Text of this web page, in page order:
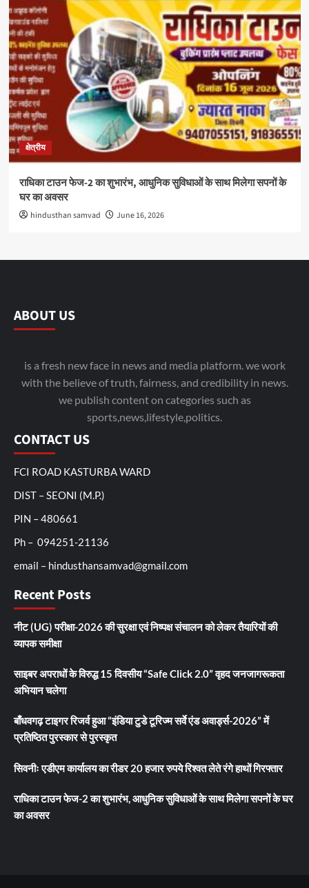
क्षेत्रीय
राधिका टाउन फेज-2 का शुभारंभ, आधुनिक सुविधाओं के साथ मिलेगा सपनों के
घर का अवसर
hindusthan samvad June 16, 2026
ABOUT US
is a fresh new face in news and media platform. we work
with the believe of truth, fairness, and credibility in news.
we publish content on categories such as
sports,news,lifestyle,politics.
CONTACT US
FCI ROAD KASTURBA WARD
DIST – SEONI (M.P.)
PIN – 480661
Ph – 094251-21136
email – hindusthansamvad@gmail.com
Recent Posts
नीट (UG) परीक्षा-2026 की सुरक्षा एवं निष्पक्ष संचालन को लेकर तैयारियों की
व्यापक समीक्षा
साइबर अपराधों के विरुद्ध 15 दिवसीय “Safe Click 2.0” वृहद जनजागरूकता
अभियान चलेगा
बाँधवगढ़ टाइगर रिजर्व हुआ “इंडिया टुडे टूरिज्म सर्वे एंड अवार्ड्स-2026” में
प्रतिष्ठित पुरस्कार से पुरस्कृत
सिवनीः एडीएम कार्यालय का रीडर 20 हजार रुपये रिश्वत लेते रंगे हाथों गिरफ्तार
राधिका टाउन फेज-2 का शुभारंभ, आधुनिक सुविधाओं के साथ मिलेगा सपनों के घर
का अवसर